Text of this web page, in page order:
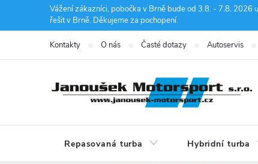
Vážení zákazníci, pobočka v Brně bude od 3.8. - 7.8. 2026
řešit v Brně. Děkujeme za pochopení.
Kontakty O nás Časté dotazy Autoservis
Repasovaná turba Hybridní turba